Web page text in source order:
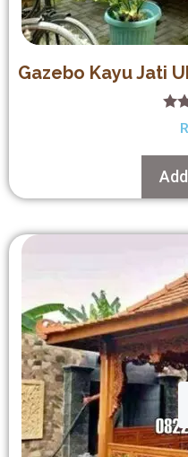
Gazebo Kayu Jati